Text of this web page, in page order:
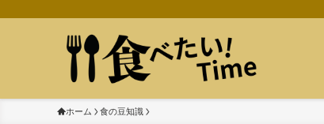
ホーム 食の豆知識